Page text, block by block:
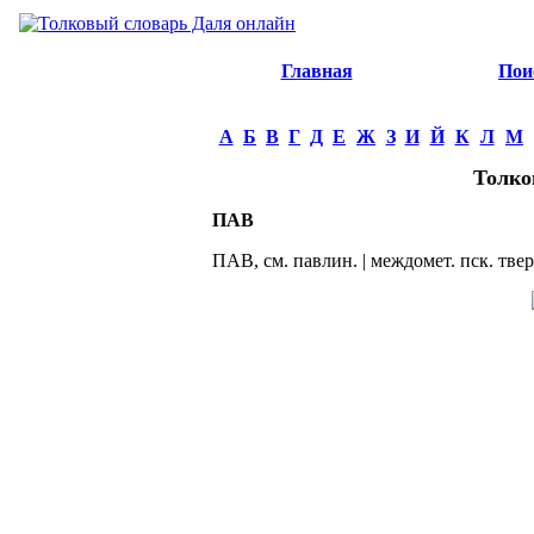
Главная
А Б В Г Д Е Ж З И Й К Л М
ПАВ
ПАВ, см. павлин. | междомет. пск.